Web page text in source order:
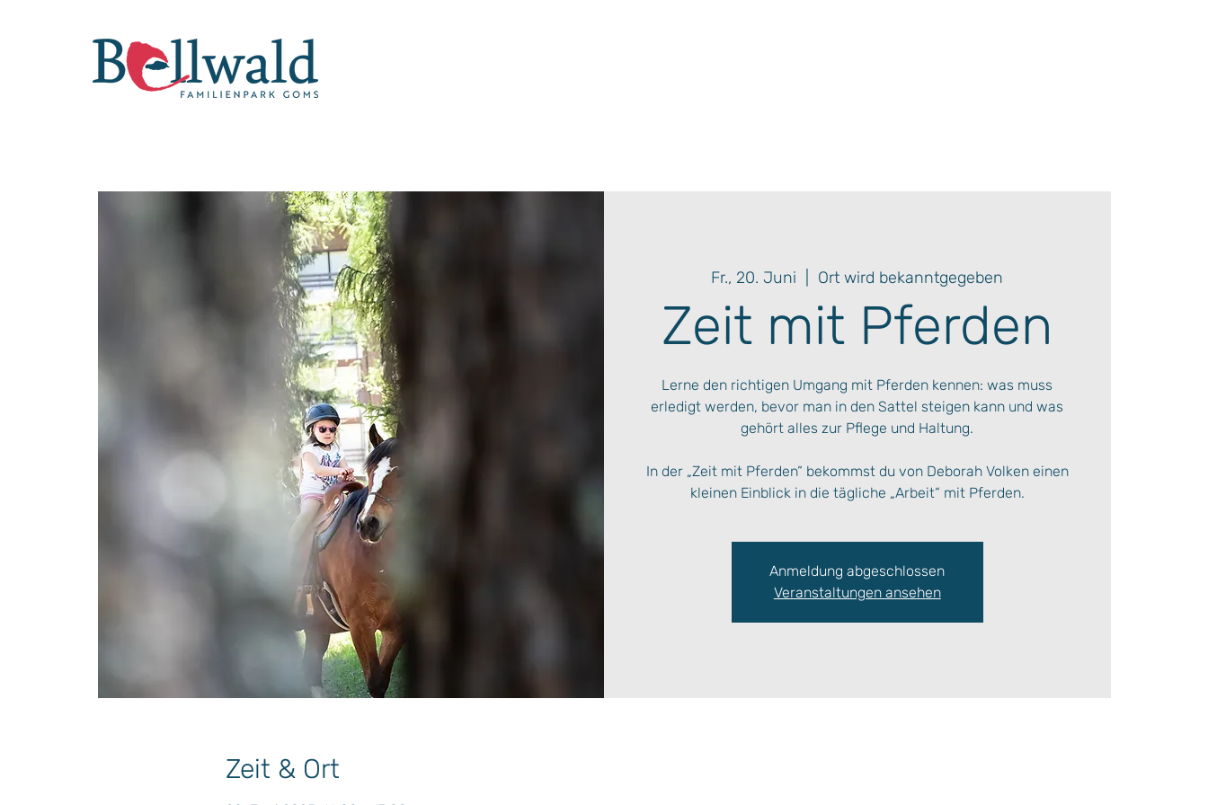
Fr., 20. Juni Ort wird bekanntgegeben
Zeit mit Pferden
Lerne den richtigen Umgang mit Pferden kennen: was muss
erledigt werden, bevor man in den Sattel steigen kann und was
gehört alles zur Pflege und Haltung.
In der „Zeit mit Pferden“ bekommst du von Deborah Volken einen
Anmeldung abgeschlossen
Veranstaltungen ansehen
Zeit & Ort